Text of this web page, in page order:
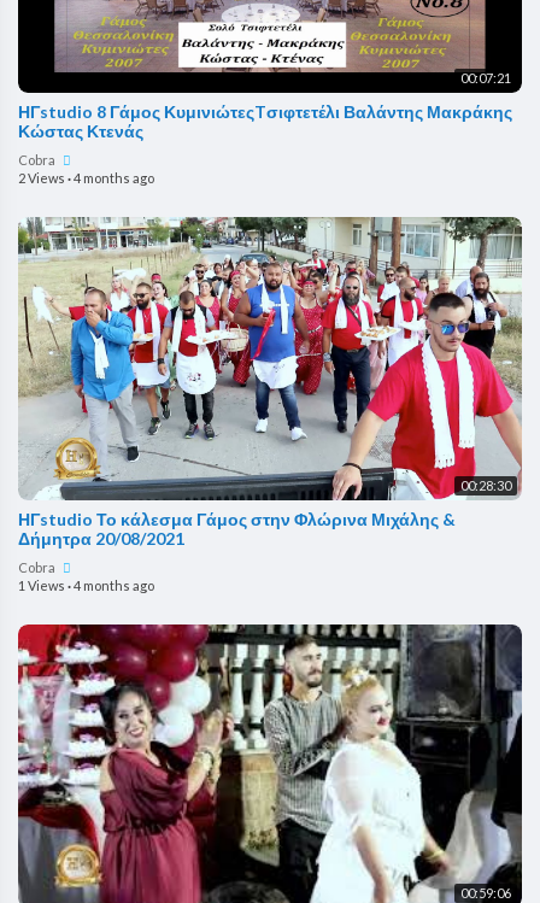
00:07:21
ΗΓstudio 8 Γάμος ΚυμινιώτεςTσιφτετέλι Βαλάντης Μακράκης
Κώστας Κτενάς
Cobra
2 Views ·4 months ago
00:28:30
ΗΓstudio Το κάλεσμα Γάμος στην Φλώρινα Μιχάλης &
Δήμητρα 20/08/2021
Cobra
1 Views ·4 months ago
00:59:06